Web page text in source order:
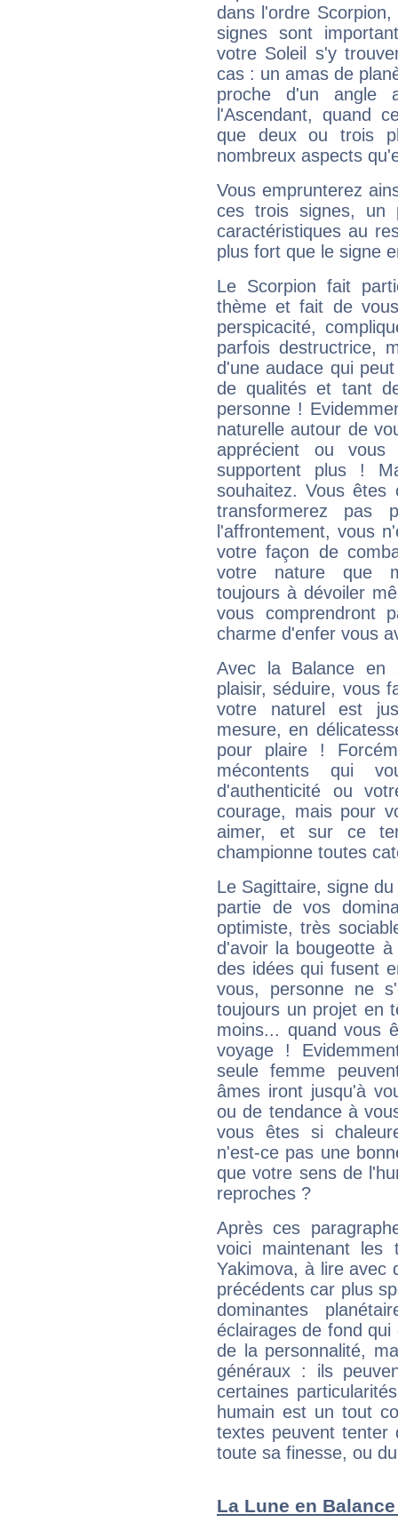
dans l'ordre
signes sont
votre Soleil s'y
cas : un amas de
proche d'un
l'Ascendant, quand
que deux ou trois
nombreux aspects
Vous emprunterez
ces trois signes, un
caractéristiques au
plus fort que le signe
Le Scorpion fait
thème et fait de
perspicacité,
parfois destructrice,
d'une audace qui
de qualités et tant
personne !
naturelle autour de
apprécient ou
supportent plus !
souhaitez. Vous
transformerez pas
l'affrontement, vous
votre façon de
votre nature que
toujours à dévoiler
vous comprendront
charme d'enfer vous
Avec la Balance en
plaisir, séduire, vous
votre naturel est
mesure, en
pour plaire !
mécontents qui
d'authenticité ou
courage, mais pour
aimer, et sur ce
championne toutes
Le Sagittaire, signe
partie de vos
optimiste, très
d'avoir la bougeotte
des idées qui fusent
vous, personne ne
toujours un projet en
moins... quand vous
voyage !
seule femme
âmes iront jusqu'à
ou de tendance à
vous êtes si
n'est-ce pas une
que votre sens de
reproches ?
Après ces
voici maintenant les
Yakimova, à lire avec
précédents car plus
dominantes
éclairages de fond
de la personnalité,
généraux : ils
certaines
humain est un tout
textes peuvent tenter
toute sa finesse, ou
La Lune en